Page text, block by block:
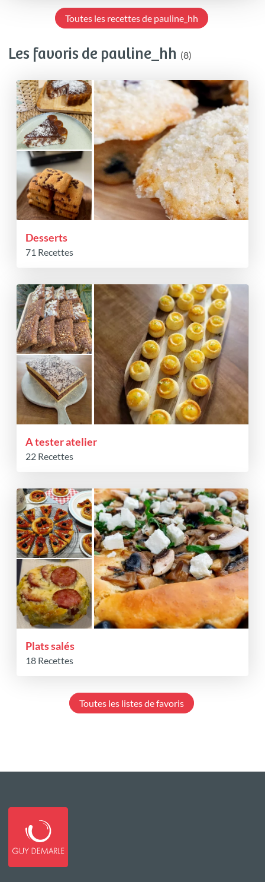
Toutes les recettes de pauline_hh
Les favoris de pauline_hh (8)
Desserts
71 Recettes
A tester atelier
22 Recettes
Plats salés
18 Recettes
Toutes les listes de favoris